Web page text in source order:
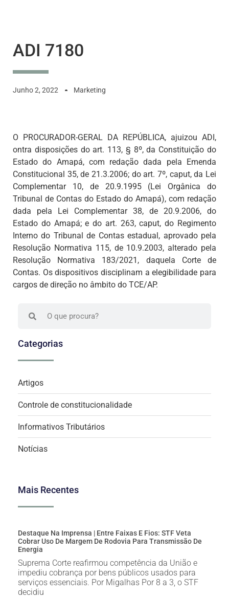
ADI 7180
Junho 2, 2022 Marketing
O PROCURADOR-GERAL DA REPÚBLICA, ajuizou ADI,
ontra disposições do art. 113, § 8º, da Constituição do
Estado do Amapá, com redação dada pela Emenda
Constitucional 35, de 21.3.2006; do art. 7º, caput, da Lei
Complementar 10, de 20.9.1995 (Lei Orgânica do
Tribunal de Contas do Estado do Amapá), com redação
dada pela Lei Complementar 38, de 20.9.2006, do
Estado do Amapá; e do art. 263, caput, do Regimento
Interno do Tribunal de Contas estadual, aprovado pela
Resolução Normativa 115, de 10.9.2003, alterado pela
Resolução Normativa 183/2021, daquela Corte de
Contas. Os dispositivos disciplinam a elegibilidade para
cargos de direção no âmbito do TCE/AP.
Categorias
Artigos
Controle de constitucionalidade
Informativos Tributários
Notícias
Mais Recentes
Destaque Na Imprensa | Entre Faixas E Fios: STF Veta
Cobrar Uso De Margem De Rodovia Para Transmissão De
Energia
Suprema Corte reafirmou competência da União e
impediu cobrança por bens públicos usados para
serviços essenciais. Por Migalhas Por 8 a 3, o STF
decidiu